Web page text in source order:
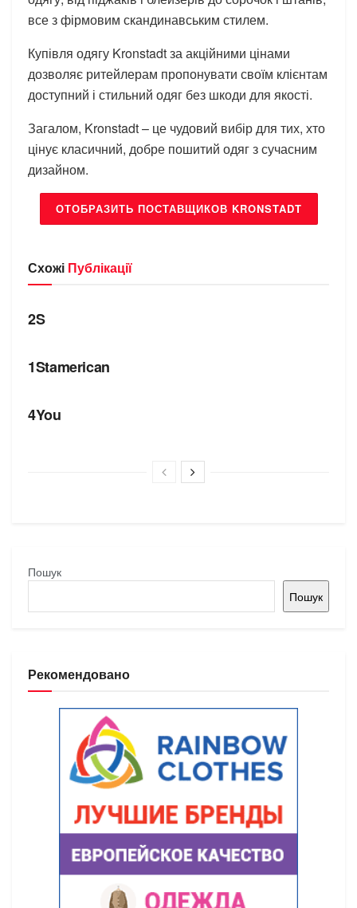
все з фірмовим скандинавським стилем.
Купівля одягу Kronstadt за акційними цінами
дозволяє ритейлерам пропонувати своїм клієнтам
доступний і стильний одяг без шкоди для якості.
Загалом, Kronstadt – це чудовий вибір для тих, хто
цінує класичний, добре пошитий одяг з сучасним
дизайном.
ОТОБРАЗИТЬ ПОСТАВЩИКОВ KRONSTADT
Схожі Публікації
БРЕНДИ
2S
1Stamerican
4You
Пошук
Пошук
Рекомендовано